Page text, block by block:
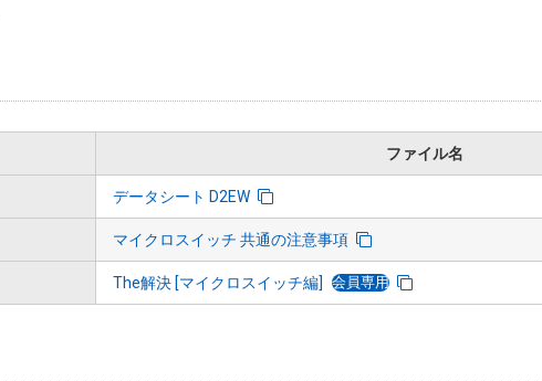
ファイル名
データシート D2EW
マイクロスイッチ 共通の注意事項
The解決 [マイクロスイッチ編] 会員専用